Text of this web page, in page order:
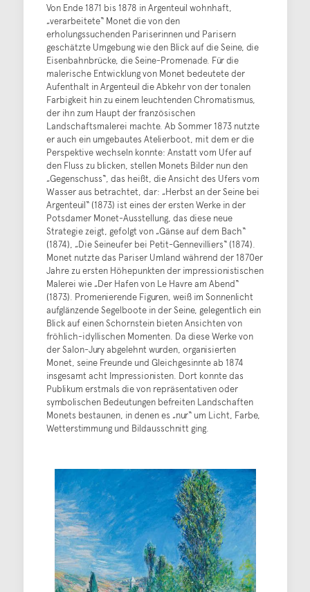
Von Ende 1871 bis 1878 in Argenteuil wohnhaft,
„verarbeitete“ Monet die von den
erholungssuchenden Pariserinnen und Parisern
geschätzte Umgebung wie den Blick auf die Seine, die
Eisenbahnbrücke, die Seine-Promenade. Für die
malerische Entwicklung von Monet bedeutete der
Aufenthalt in Argenteuil die Abkehr von der tonalen
Farbigkeit hin zu einem leuchtenden Chromatismus,
der ihn zum Haupt der französischen
Landschaftsmalerei machte. Ab Sommer 1873 nutzte
er auch ein umgebautes Atelierboot, mit dem er die
Perspektive wechseln konnte: Anstatt vom Ufer auf
den Fluss zu blicken, stellen Monets Bilder nun den
„Gegenschuss“, das heißt, die Ansicht des Ufers vom
Wasser aus betrachtet, dar: „Herbst an der Seine bei
Argenteuil“ (1873) ist eines der ersten Werke in der
Potsdamer Monet-Ausstellung, das diese neue
Strategie zeigt, gefolgt von „Gänse auf dem Bach“
(1874), „Die Seineufer bei Petit-Gennevilliers“ (1874).
Monet nutzte das Pariser Umland während der 1870er
Jahre zu ersten Höhepunkten der impressionistischen
Malerei wie „Der Hafen von Le Havre am Abend“
(1873). Promenierende Figuren, weiß im Sonnenlicht
aufglänzende Segelboote in der Seine, gelegentlich ein
Blick auf einen Schornstein bieten Ansichten von
fröhlich-idyllischen Momenten. Da diese Werke von
der Salon-Jury abgelehnt wurden, organisierten
Monet, seine Freunde und Gleichgesinnte ab 1874
insgesamt acht Impressionisten. Dort konnte das
Publikum erstmals die von repräsentativen oder
symbolischen Bedeutungen befreiten Landschaften
Monets bestaunen, in denen es „nur“ um Licht, Farbe,
Wetterstimmung und Bildausschnitt ging.